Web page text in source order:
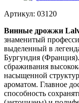
Артикул: 03120
Винные дрожжи
знаменитый
выделенный в
Бургундия
сбраживания
насыщенной
ароматом. Главное
способность